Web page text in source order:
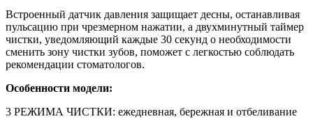
Встроенный датчик давления защищает десны, останавливая
пульсацию при чрезмерном нажатии, а двухминутный таймер
чистки, уведомляющий каждые 30 секунд о необходимости
сменить зону чистки зубов, поможет с легкостью соблюдать
рекомендации стоматологов.
Особенности модели:
3 РЕЖИМА ЧИСТКИ: ежедневная, бережная и отбеливание